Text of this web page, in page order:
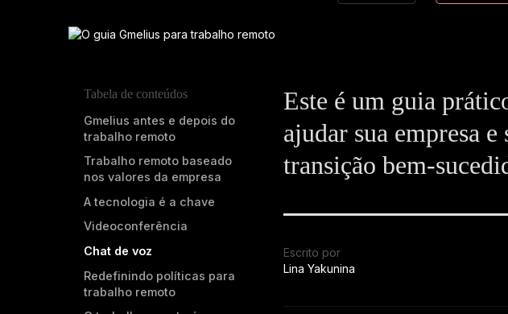
Tabela de conteúdos
Gmelius antes e depois do
trabalho remoto
Trabalho remoto baseado
nos valores da empresa
A tecnologia é a chave
Videoconferência
Chat de voz
Redefinindo políticas para
trabalho remoto
Este é um guia
ajudar sua empresa
transição bem-
Escrito por
Lina Yakunina